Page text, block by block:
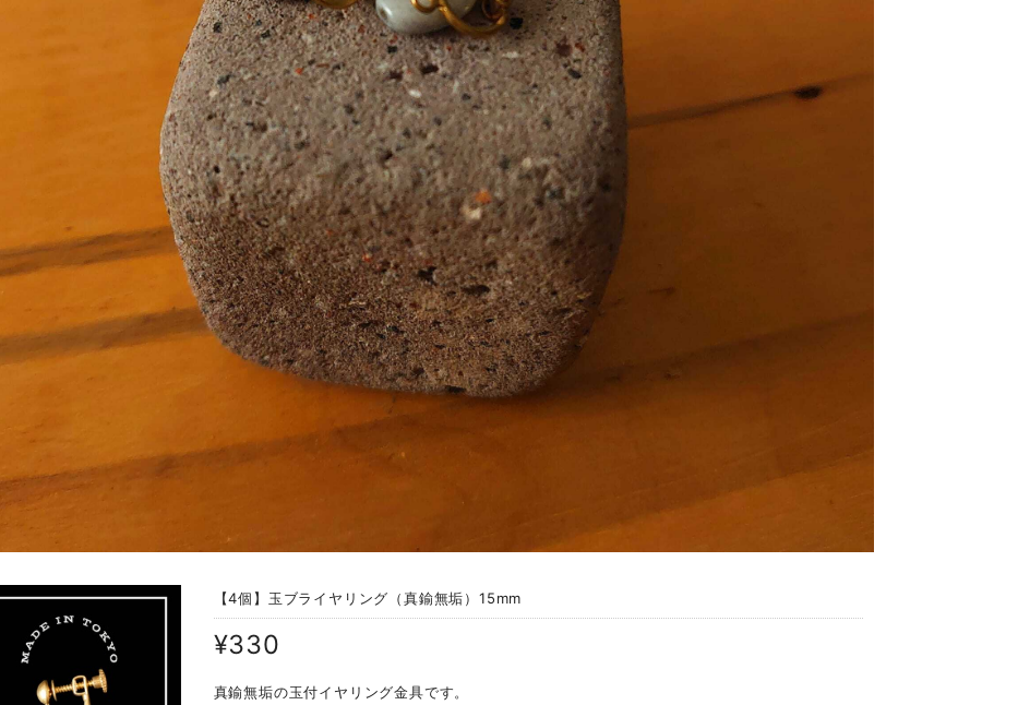
【4個】玉ブライヤリング（真鍮無垢）15mm
¥330
真鍮無垢の玉付イヤリング金具です。